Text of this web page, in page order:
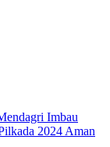
Imbau
2024 Aman